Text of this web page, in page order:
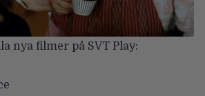
nya filmer på SVT Play: